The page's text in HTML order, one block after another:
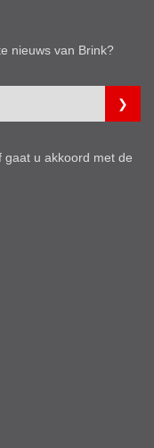
nieuws van Brink?
gaat u akkoord met de